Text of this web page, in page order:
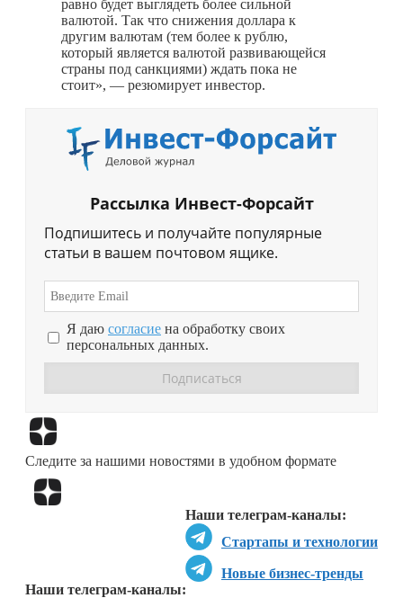
равно будет выглядеть более сильной
валютой. Так что снижения доллара к
другим валютам (тем более к рублю,
который является валютой развивающейся
страны под санкциями) ждать пока не
стоит», — резюмирует инвестор.
Рассылка Инвест-Форсайт
Подпишитесь и получайте популярные
статьи в вашем почтовом ящике.
Я даю согласие на обработку своих
персональных данных.
Следите за нашими новостями в удобном формате
Наши телеграм-каналы:
Стартапы и технологии
Новые бизнес-тренды
Наши телеграм-каналы: